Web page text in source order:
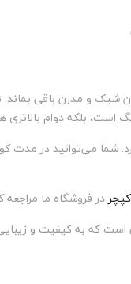
و مدرن باقی بماند.
است، بلکه دوام بالاتری
شما می‌توانید در مدت
در فروشگاه ما
که به کیفیت و